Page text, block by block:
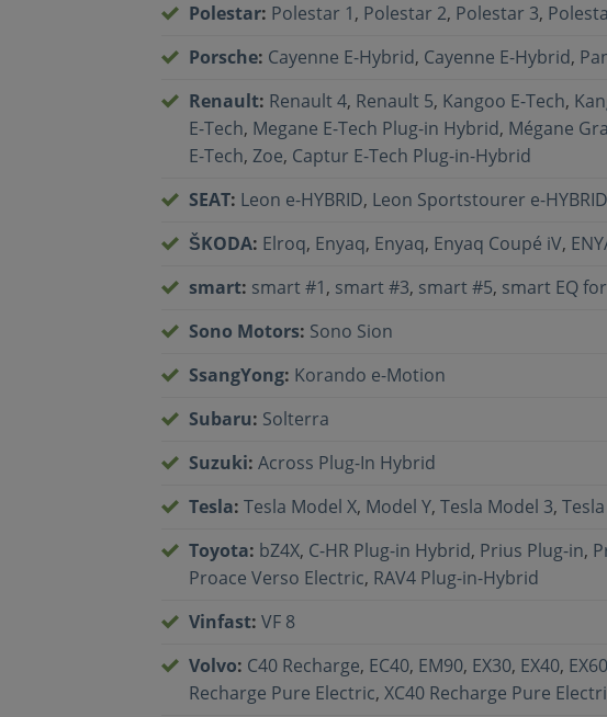
Polestar: Polestar 1, Polestar 2, Polestar 3,
Porsche: Cayenne E-Hybrid, Cayenne E-Hybrid,
Renault: Renault 4, Renault 5, Kangoo E-Tech,
E-Tech, Megane E-Tech Plug-in Hybrid, Mégane
E-Tech, Zoe, Captur E-Tech Plug-in-Hybrid
SEAT: Leon e-HYBRID, Leon Sportstourer e-HYBRID
ŠKODA: Elroq, Enyaq, Enyaq, Enyaq Coupé iV,
smart: smart #1, smart #3, smart #5, smart EQ
Sono Motors: Sono Sion
SsangYong: Korando e-Motion
Subaru: Solterra
Suzuki: Across Plug-In Hybrid
Tesla: Tesla Model X, Model Y, Tesla Model 3,
Toyota: bZ4X, C-HR Plug-in Hybrid, Prius Plug-in,
Proace Verso Electric, RAV4 Plug-in-Hybrid
Vinfast: VF 8
Volvo: C40 Recharge, EC40, EM90, EX30, EX40, EX60
Recharge Pure Electric, XC40 Recharge Pure